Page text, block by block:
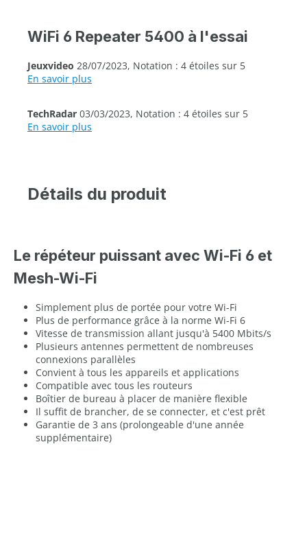
WiFi 6 Repeater 5400 à l'essai
Jeuxvideo 28/07/2023, Notation : 4 étoiles sur 5
En savoir plus
TechRadar 03/03/2023, Notation : 4 étoiles sur 5
En savoir plus
Détails du produit
Le répéteur puissant avec Wi-Fi 6 et
Mesh-Wi-Fi
Simplement plus de portée pour votre Wi-Fi
Plus de performance grâce à la norme Wi-Fi 6
Vitesse de transmission allant jusqu'à 5400 Mbits/s
Plusieurs antennes permettent de nombreuses
connexions parallèles
Convient à tous les appareils et applications
Compatible avec tous les routeurs
Boîtier de bureau à placer de manière flexible
Il suffit de brancher, de se connecter, et c'est prêt
Garantie de 3 ans (prolongeable d'une année
supplémentaire)